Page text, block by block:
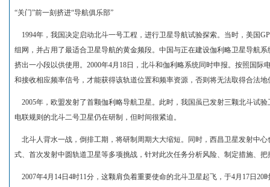
“关门”前一刻挤进“导航俱乐部”
1994年，我国决定启动北斗一号工程，进行卫星导航试验探索。当时，美国
组网，并占用了最适合卫星导航的黄金频段。中国与正在建设伽利略卫星导航
挤出一小段以供使用。2000年4月18日，北斗和伽利略系统同时申报。按照国
和接收相应频率信号，才能获得该轨道位置和频率资源，否则将无法取得合法地
2005年，欧盟发射了首颗伽利略导航卫星。此时，我国虽已发射三颗北斗试
电联规则的北斗二号卫星仍在研制，但时间很紧迫。
北斗人背水一战，倒排工期，将研制周期大大缩短。同时，西昌卫星发射中
式、首次发射中圆轨道卫星等多项挑战，针对此次任务分析风险、制定措施、
2007年4月14日4时11分，这颗肩负着重要使命的北斗卫星起飞，于4月17日20